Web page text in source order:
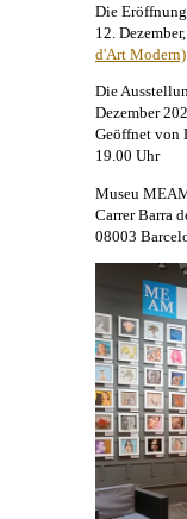
Die
12.
d'Art Modern)
Die
Dezember
Geöffnet von
19.00 Uhr
​Museu
Carrer Barra
08003